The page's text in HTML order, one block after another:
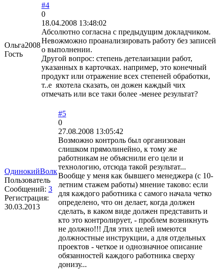
Ольга2008
Гость
#4
0
18.04.2008 13:48:02
Абсолютно согласна с предыдущим докладчиком.
Невожможно проанализировать работу без записей
о выполнении.
Другой вопрос: степень детелаизации работ,
указанных в карточках. например, это конечный
продукт или отражение всех степеней обработки,
т..е яхотела сказать, он дожен каждый чих
отмечать или все таки более -менее результат?
ОдинокийВолк
Пользователь
Сообщений: 3
Регистрация:
30.03.2013
#5
0
27.08.2008 13:05:42
Возможно контроль был организован
слишком прямолинейно, к тому же
работникам не объяснили его цели и
технологию, отсюда такой результат...
Вообще у меня как бывшего менеджера (с 10-
летним стажем работы) мнение таково: если
для каждого работника с самого начала четко
определено, что он делает, когда должен
сделать, в каком виде должен представить и
кто это контролирует, - проблем возникнуть
не должно!!! Для этих целей имеются
должностные инструкции, а для отдельных
проектов - четкое и однозначное описание
обязанностей каждого работника сверху
донизу...